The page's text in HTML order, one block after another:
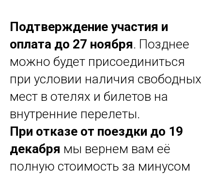
Подтверждение участия и
оплата до 27 ноября. Позднее
можно будет присоединиться
при условии наличия свободных
мест в отелях и билетов на
внутренние перелеты.
При отказе от поездки до 19
декабря мы вернем вам её
полную стоимость за минусом